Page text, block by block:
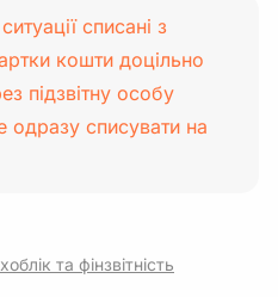
списані з
кошти доцільно
підзвітну особу
одразу списувати на
та фінзвітність